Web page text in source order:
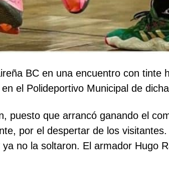
BC en una encuentro con tinte
el Polideportivo Municipal de
puesto que arrancó ganando el
por el despertar de los
no la soltaron. El armador Hugo